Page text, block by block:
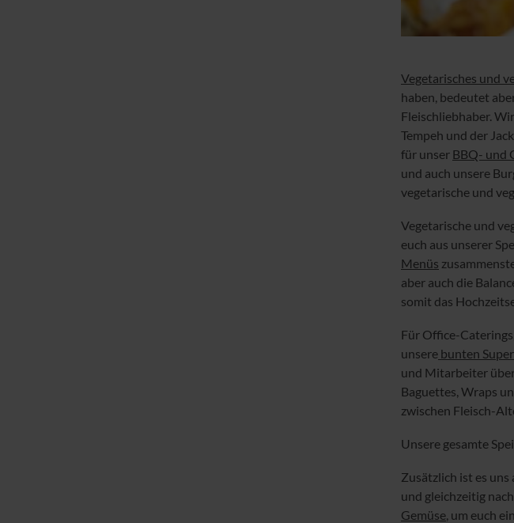
Vegetarisches und
haben, bedeutet
Fleischliebhaber.
Tempeh und der
für unser BBQ- und
und auch unsere
vegetarische und
Vegetarische und
euch aus unserer
Menüs
aber auch die
somit das
Für Office-Caterings,
unsere bunten
und Mitarbeiter
Baguettes, Wraps
zwischen Fleisch-
Unsere gesamte
Zusätzlich ist es
und gleichzeitig
Gemüse , um euch